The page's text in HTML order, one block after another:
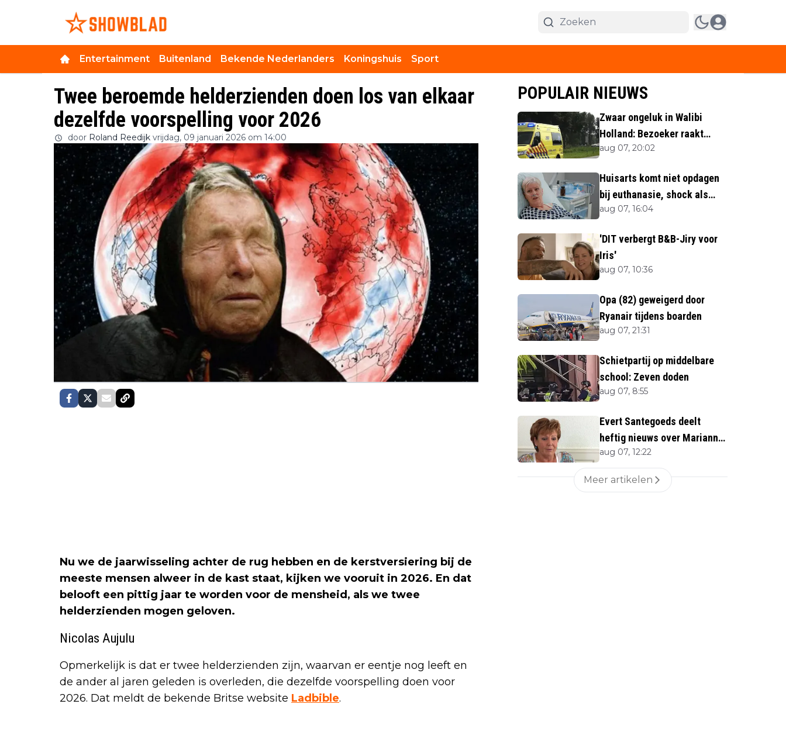
Entertainment Buitenland Bekende Nederlanders Koningshuis Sport
Twee beroemde helderzienden doen los van elkaar
dezelfde voorspelling voor 2026
door Roland Reedijk vrijdag, 09 januari 2026 om 14:00
Nu we de jaarwisseling achter de rug hebben en de kerstversiering bij de
meeste mensen alweer in de kast staat, kijken we vooruit in 2026. En dat
belooft een pittig jaar te worden voor de mensheid, als we twee
helderzienden mogen geloven.
Nicolas Aujulu
Opmerkelijk is dat er twee helderzienden zijn, waarvan er eentje nog leeft en
de ander al jaren geleden is overleden, die dezelfde voorspelling doen voor
2026. Dat meldt de bekende Britse website Ladbible.
POPULAIR NIEUWS
Zwaar ongeluk in Walibi
Holland: Bezoeker raakt
lichaamsdeel kwijt
aug 07, 20:02
Huisarts komt niet opdagen
bij euthanasie, shock als
blijkt waar ze is
aug 07, 16:04
'DIT verbergt B&B-Jiry voor
Iris'
aug 07, 10:36
Opa (82) geweigerd door
Ryanair tijdens boarden
aug 07, 21:31
Schietpartij op middelbare
school: Zeven doden
aug 07, 8:55
Evert Santegoeds deelt
heftig nieuws over Marianne
Weber (70)
aug 07, 12:22
Meer artikelen